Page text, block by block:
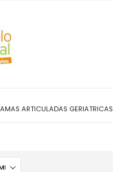
ARTICULADAS GERIATRICAS